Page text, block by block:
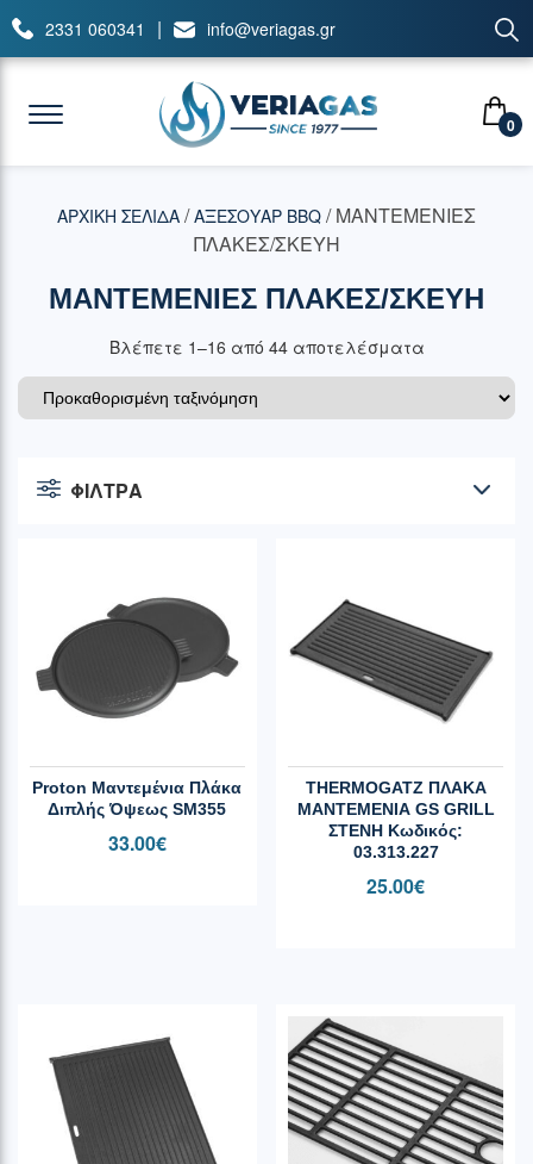
2331 060341 | info@veriagas.gr
0
ΑΡΧΙΚΉ ΣΕΛΊΔΑ /ΑΞΕΣΟΥΑΡ BBQ / ΜΑΝΤΕΜΕΝΙΕΣ
ΠΛΑΚΕΣ/ΣΚΕΥΗ
ΜΑΝΤΕΜΕΝΙΕΣ ΠΛΑΚΕΣ/ΣΚΕΥΗ
Βλέπετε 1–16 από 44 αποτελέσματα
ΦΙΛΤΡΑ
Proton Μαντεμένια Πλάκα
Διπλής Όψεως SM355
33.00€
THERMOGATZ ΠΛΑΚΑ
ΜΑΝΤΕΜΕΝΙΑ GS GRILL
ΣΤΕΝΗ Κωδικός:
03.313.227
25.00€